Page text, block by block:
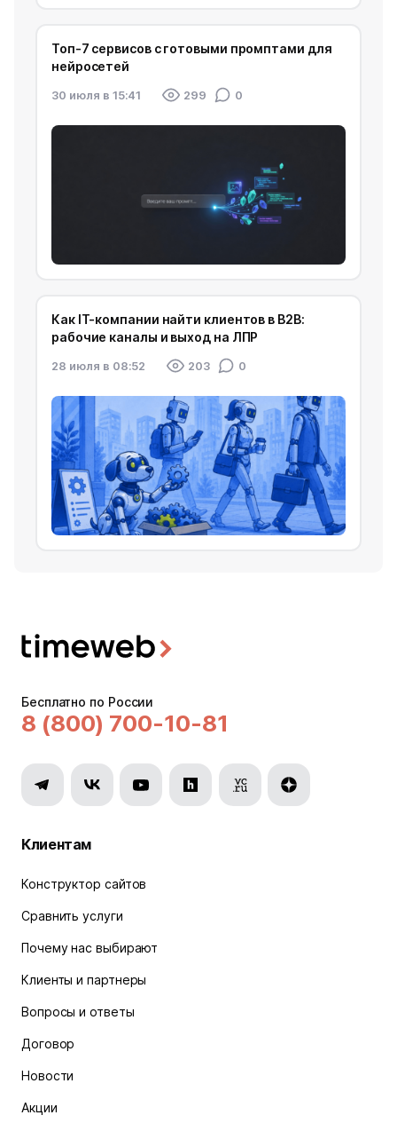
Топ-7 сервисов с готовыми промптами для
нейросетей
30 июля в 15:41 299 0
Как IT-компании найти клиентов в B2B:
рабочие каналы и выход на ЛПР
28 июля в 08:52 203 0
Бесплатно по России
8 (800) 700-10-81
Клиентам
Конструктор сайтов
Сравнить услуги
Почему нас выбирают
Клиенты и партнеры
Вопросы и ответы
Договор
Новости
Акции